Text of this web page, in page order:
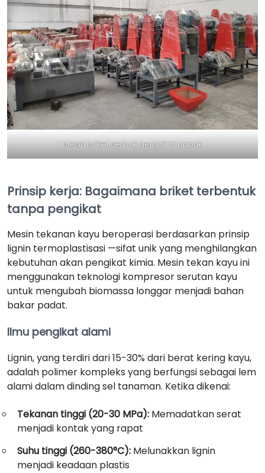
Mesin briket serbuk gergaji di pabrik
Prinsip kerja: Bagaimana briket terbentuk
tanpa pengikat
Mesin tekanan kayu beroperasi berdasarkan prinsip
lignin termoplastisasi —sifat unik yang menghilangkan
kebutuhan akan pengikat kimia. Mesin tekan kayu ini
menggunakan teknologi kompresor serutan kayu
untuk mengubah biomassa longgar menjadi bahan
bakar padat.
Ilmu pengikat alami
Lignin, yang terdiri dari 15-30% dari berat kering kayu,
adalah polimer kompleks yang berfungsi sebagai lem
alami dalam dinding sel tanaman. Ketika dikenai:
Tekanan tinggi (20-30 MPa): Memadatkan serat
menjadi kontak yang rapat
Suhu tinggi (260-380°C): Melunakkan lignin
menjadi keadaan plastis